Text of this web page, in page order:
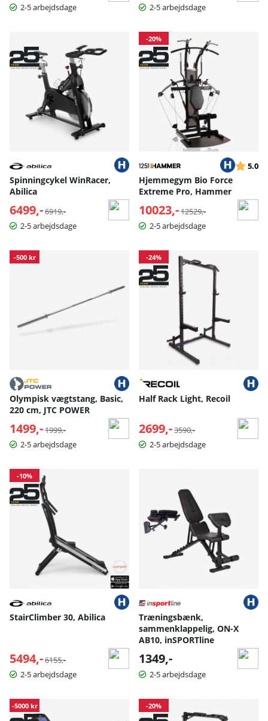
2-5 arbejdsdage
2-5 arbejdsdage
Spinningcykel WinRacer,
Abilica
6499,- Normalpris:
6919,-
2-5 arbejdsdage
-20%
5.0
Hjemmegym Bio Force
Extreme Pro, Hammer
10023,- Normalpris:
12529,-
2-5 arbejdsdage
-500 kr
Olympisk vægtstang, Basic,
220 cm, JTC POWER
1499,- Normalpris:
1999,-
2-5 arbejdsdage
-24%
Half Rack Light, Recoil
2699,- Normalpris:
3590,-
2-5 arbejdsdage
-10%
StairClimber 30, Abilica
5494,- Normalpris:
6155,-
2-5 arbejdsdage
Træningsbænk,
sammenklappelig, ON-X
AB10, inSPORTline
1349,-
2-5 arbejdsdage
-5000 kr -20%